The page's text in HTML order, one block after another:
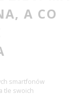
A CO
smartfonów
tle swoich